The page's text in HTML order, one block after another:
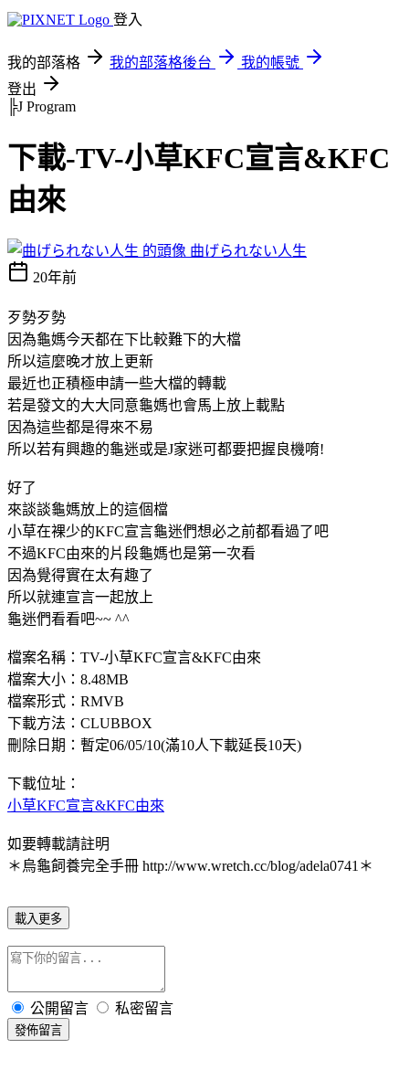
登入
我的部落格 我的部落格後台
我的帳號
登出
╠J Program
下載-TV-小草KFC宣言&KFC
由來
曲げられない人生
20年前
歹勢歹勢
因為龜媽今天都在下比較難下的大檔
所以這麼晚才放上更新
最近也正積極申請一些大檔的轉載
若是發文的大大同意龜媽也會馬上放上載點
因為這些都是得來不易
所以若有興趣的龜迷或是J家迷可都要把握良機唷!
好了
來談談龜媽放上的這個檔
小草在裸少的KFC宣言龜迷們想必之前都看過了吧
不過KFC由來的片段龜媽也是第一次看
因為覺得實在太有趣了
所以就連宣言一起放上
龜迷們看看吧~~ ^^
檔案名稱：TV-小草KFC宣言&KFC由來
檔案大小：8.48MB
檔案形式：RMVB
下載方法：CLUBBOX
刪除日期：暫定06/05/10(滿10人下載延長10天)
下載位址：
小草KFC宣言&KFC由來
如要轉載請註明
＊烏龜飼養完全手冊 http://www.wretch.cc/blog/adela0741＊
載入更多
公開留言 私密留言
發佈留言